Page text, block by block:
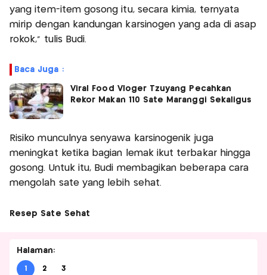
yang item-item gosong itu, secara kimia, ternyata
mirip dengan kandungan karsinogen yang ada di asap
rokok,” tulis Budi.
Baca Juga :
Viral Food Vloger Tzuyang Pecahkan
Rekor Makan 110 Sate Maranggi Sekaligus
Risiko munculnya senyawa karsinogenik juga
meningkat ketika bagian lemak ikut terbakar hingga
gosong. Untuk itu, Budi membagikan beberapa cara
mengolah sate yang lebih sehat.
Resep Sate Sehat
Halaman:
1 2 3